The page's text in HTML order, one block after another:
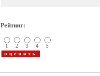
Рейтинг:
1 2 3 4 5